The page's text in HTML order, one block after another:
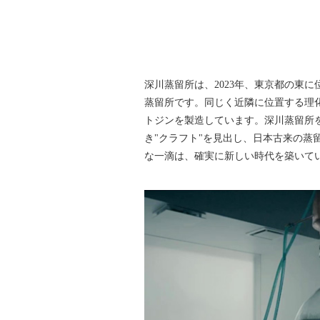
深川蒸留所は、2023年、東京都の東
蒸留所です。同じく近隣に位置する理
トジンを製造しています。深川蒸留
き"クラフト"を見出し、日本古来の蒸
な一滴は、確実に新しい時代を築いて